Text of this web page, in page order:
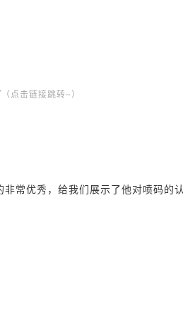
（点击链接跳转~）
常优秀，给我们展示了他对喷码的